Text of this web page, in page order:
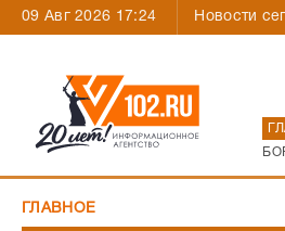
09 Авг 2026 17:24 Новости
ГЛАВНОЕ